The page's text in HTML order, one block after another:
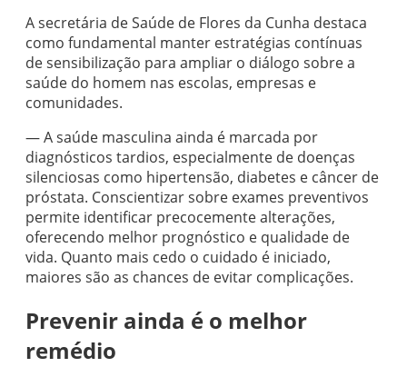
A secretária de Saúde de Flores da Cunha destaca
como fundamental manter estratégias contínuas
de sensibilização para ampliar o diálogo sobre a
saúde do homem nas escolas, empresas e
comunidades.
— A saúde masculina ainda é marcada por
diagnósticos tardios, especialmente de doenças
silenciosas como hipertensão, diabetes e câncer de
próstata. Conscientizar sobre exames preventivos
permite identificar precocemente alterações,
oferecendo melhor prognóstico e qualidade de
vida. Quanto mais cedo o cuidado é iniciado,
maiores são as chances de evitar complicações.
Prevenir ainda é o melhor
remédio